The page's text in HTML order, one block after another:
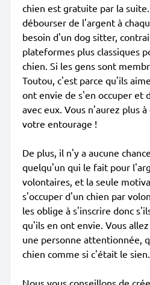
chien est gratuite par la
débourser de l'argent à
besoin d'un dog sitter,
plateformes plus classiques
chien. Si les gens sont
Toutou, c'est parce qu'ils
ont envie de s'en occuper et
avec eux. Vous n'aurez plus
votre entourage !
De plus, il n'y a aucune
quelqu'un qui le fait pour
volontaires, et la seule
s'occuper d'un chien par
les oblige à s'inscrire donc
qu'ils en ont envie. Vous
une personne attentionnée,
chien comme si c'était le sien.
Nous vous conseillons de